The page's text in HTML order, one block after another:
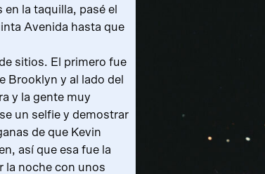
la taquilla, pasé el
Avenida hasta que
sitios. El primero fue
Brooklyn y al lado del
y la gente muy
un selfie y demostrar
de que Kevin
así que esa fue la
la noche con unos